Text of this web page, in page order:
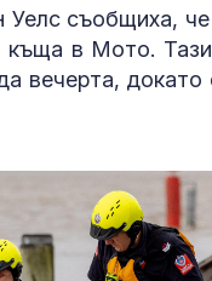
съобщиха,
в Мото.
вечерта, докато